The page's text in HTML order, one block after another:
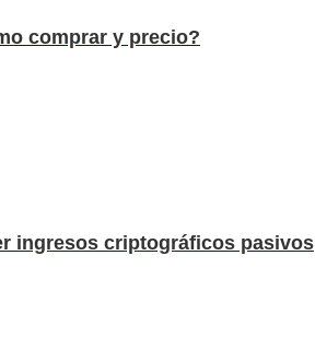
comprar y precio?
ingresos criptográficos pasivos